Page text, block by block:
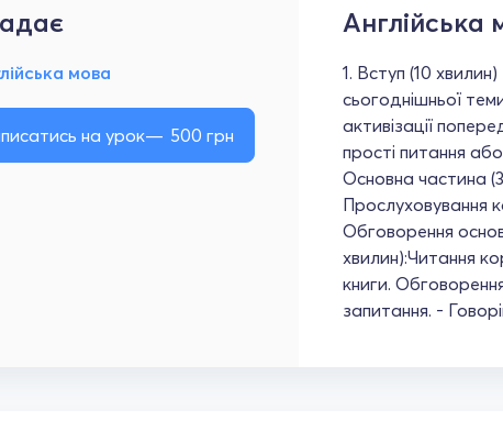
мова
на урок 500 грн
Англійська
1. Вступ (10
сьогоднішньої
активізації
прості питання
Основна частина
Прослуховування
Обговорення
хвилин):Читання
книги.
запитання. -